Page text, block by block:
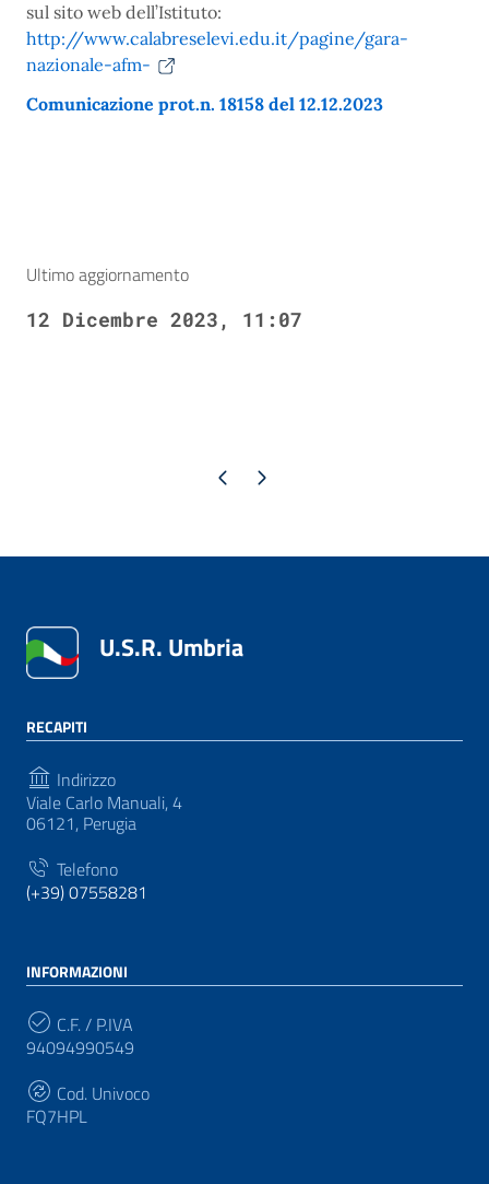
sul sito web dell’Istituto:
http://www.calabreselevi.edu.it/pagine/gara-
nazionale-afm-
Comunicazione prot.n. 18158 del 12.12.2023
Ultimo aggiornamento
12 Dicembre 2023, 11:07
Pagina precedente
Pagina successiva
U.S.R. Umbria
RECAPITI
Indirizzo
Viale Carlo Manuali, 4
06121, Perugia
Telefono
(+39) 07558281
INFORMAZIONI
C.F. / P.IVA
94094990549
Cod. Univoco
FQ7HPL